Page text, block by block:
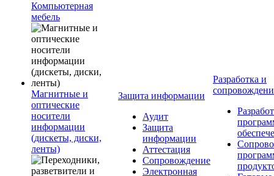
Компьютерная
мебель
Магнитные и
оптические
носители
информации
(дискеты, диски,
ленты)
Защита информации
Аудит
Защита
информации
Аттестация
Сопровождение
Электронная
Разработка и